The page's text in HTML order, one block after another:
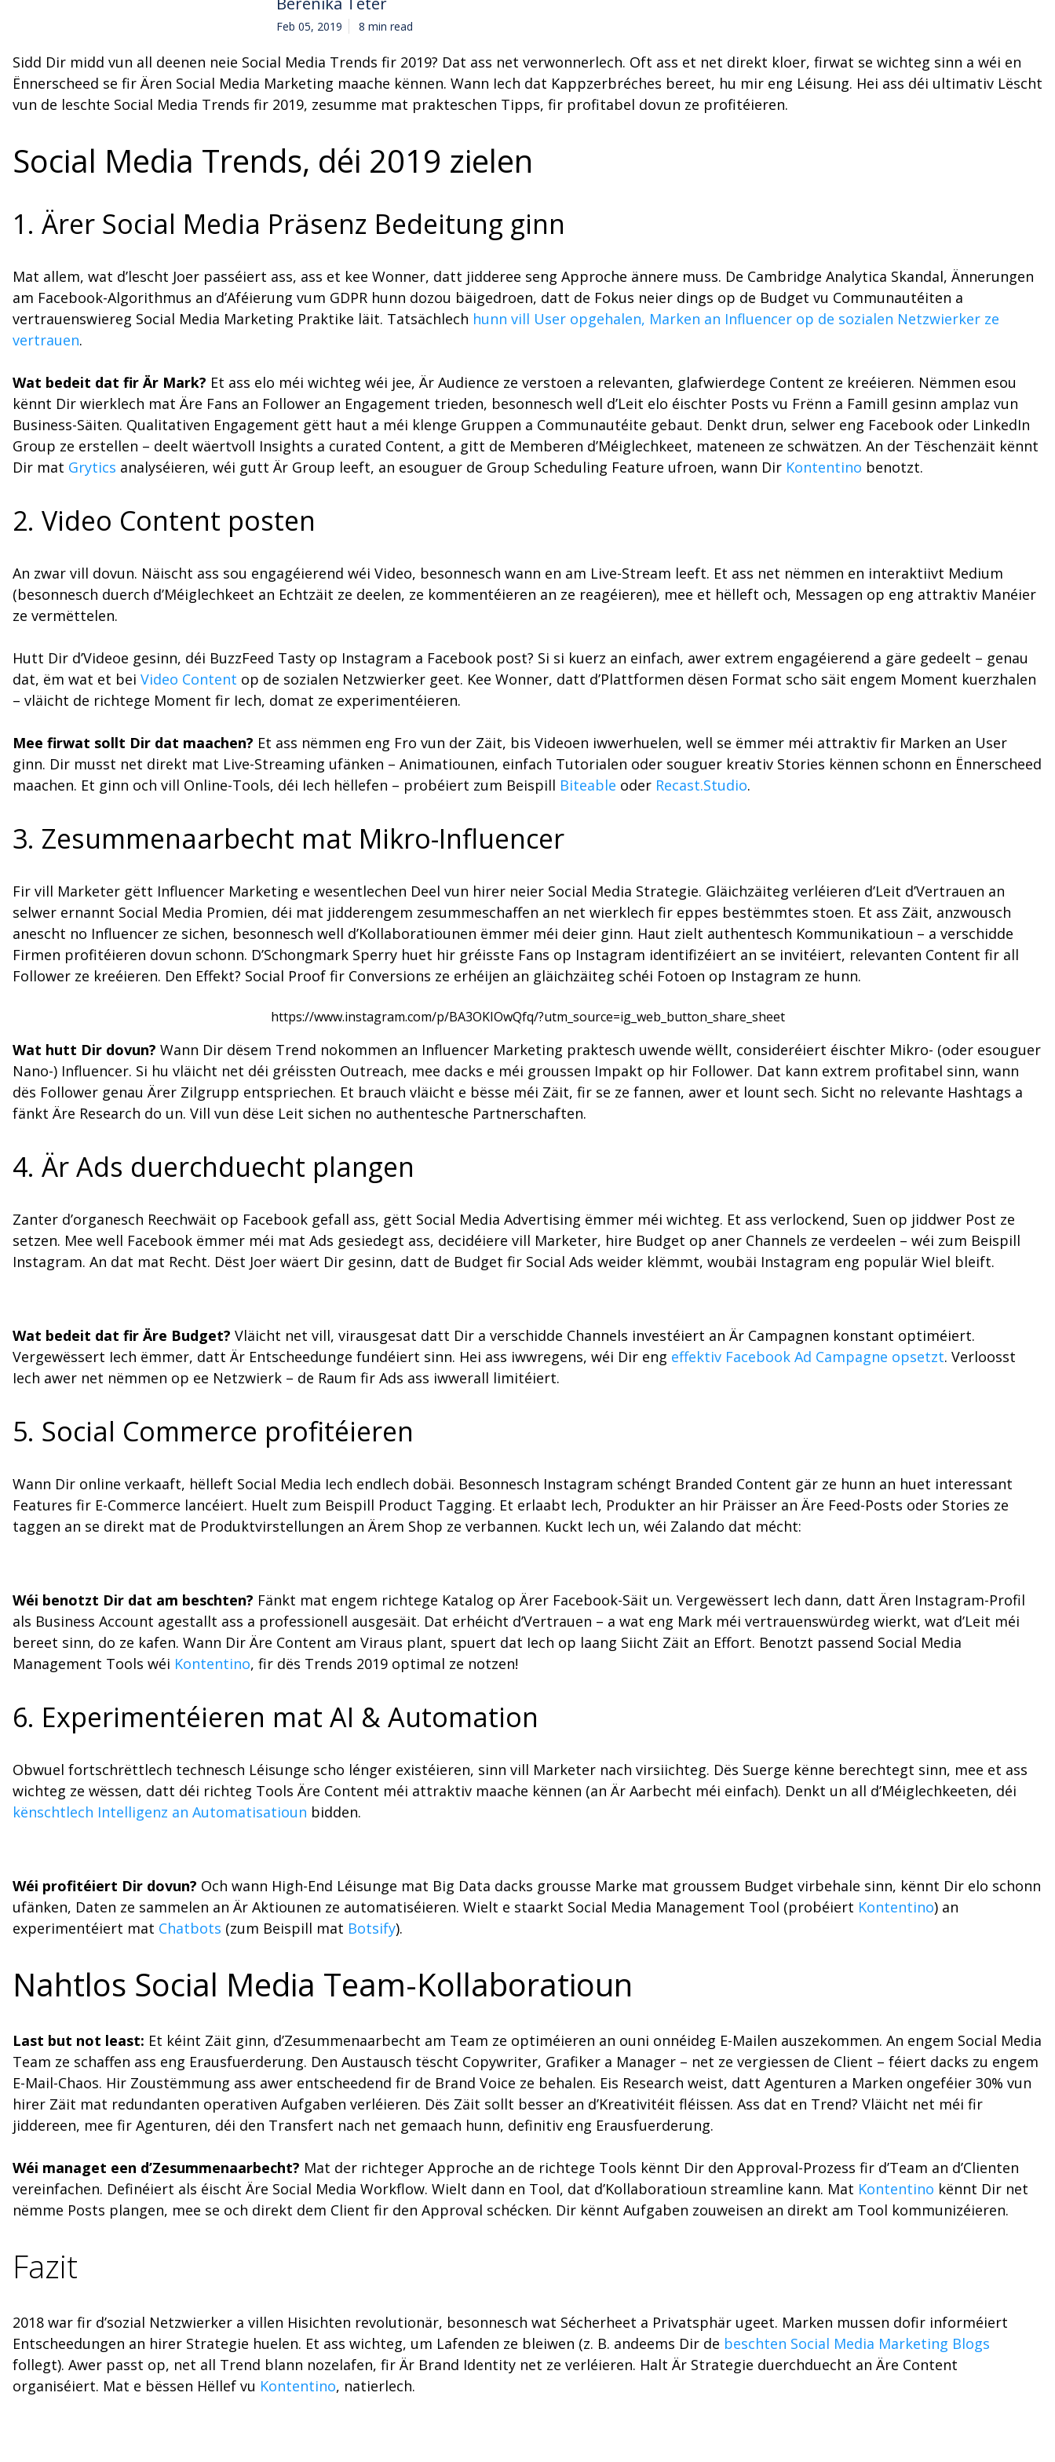
Feb 05, 2019 8 min read
Sidd Dir midd vun all deenen neie Social Media Trends fir 2019? Dat ass net verwonnerlech. Oft ass et net direkt kloer, firwat se wichteg sinn a wéi en
Ënnerscheed se fir Ären Social Media Marketing maache kënnen. Wann Iech dat Kappzerbréches bereet, hu mir eng Léisung. Hei ass déi ultimativ Lëscht
vun de leschte Social Media Trends fir 2019, zesumme mat prakteschen Tipps, fir profitabel dovun ze profitéieren.
Social Media Trends, déi 2019 zielen
1. Ärer Social Media Präsenz Bedeitung ginn
Mat allem, wat d’lescht Joer passéiert ass, ass et kee Wonner, datt jidderee seng Approche ännere muss. De Cambridge Analytica Skandal, Ännerungen
am Facebook-Algorithmus an d’Aféierung vum GDPR hunn dozou bäigedroen, datt de Fokus neier dings op de Budget vu Communautéiten a
vertrauenswiereg Social Media Marketing Praktike läit. Tatsächlech hunn vill User opgehalen, Marken an Influencer op de sozialen Netzwierker ze
vertrauen.
Wat bedeit dat fir Är Mark? Et ass elo méi wichteg wéi jee, Är Audience ze verstoen a relevanten, glafwierdege Content ze kreéieren. Nëmmen esou
kënnt Dir wierklech mat Äre Fans an Follower an Engagement trieden, besonnesch well d’Leit elo éischter Posts vu Frënn a Famill gesinn amplaz vun
Business-Säiten. Qualitativen Engagement gëtt haut a méi klenge Gruppen a Communautéite gebaut. Denkt drun, selwer eng Facebook oder LinkedIn
Group ze erstellen – deelt wäertvoll Insights a curated Content, a gitt de Memberen d’Méiglechkeet, mateneen ze schwätzen. An der Tëschenzäit kënnt
Dir mat Grytics analyséieren, wéi gutt Är Group leeft, an esouguer de Group Scheduling Feature ufroen, wann Dir Kontentino benotzt.
2. Video Content posten
An zwar vill dovun. Näischt ass sou engagéierend wéi Video, besonnesch wann en am Live-Stream leeft. Et ass net nëmmen en interaktiivt Medium
(besonnesch duerch d’Méiglechkeet an Echtzäit ze deelen, ze kommentéieren an ze reagéieren), mee et hëlleft och, Messagen op eng attraktiv Manéier
ze vermëttelen.
Hutt Dir d’Videoe gesinn, déi BuzzFeed Tasty op Instagram a Facebook post? Si si kuerz an einfach, awer extrem engagéierend a gäre gedeelt – genau
dat, ëm wat et bei Video Content op de sozialen Netzwierker geet. Kee Wonner, datt d’Plattformen dësen Format scho säit engem Moment kuerzhalen
– vläicht de richtege Moment fir Iech, domat ze experimentéieren.
Mee firwat sollt Dir dat maachen? Et ass nëmmen eng Fro vun der Zäit, bis Videoen iwwerhuelen, well se ëmmer méi attraktiv fir Marken an User
ginn. Dir musst net direkt mat Live-Streaming ufänken – Animatiounen, einfach Tutorialen oder souguer kreativ Stories kënnen schonn en Ënnerscheed
maachen. Et ginn och vill Online-Tools, déi Iech hëllefen – probéiert zum Beispill Biteable oder Recast.Studio.
3. Zesummenaarbecht mat Mikro-Influencer
Fir vill Marketer gëtt Influencer Marketing e wesentlechen Deel vun hirer neier Social Media Strategie. Gläichzäiteg verléieren d’Leit d’Vertrauen an
selwer ernannt Social Media Promien, déi mat jidderengem zesummeschaffen an net wierklech fir eppes bestëmmtes stoen. Et ass Zäit, anzwousch
anescht no Influencer ze sichen, besonnesch well d’Kollaboratiounen ëmmer méi deier ginn. Haut zielt authentesch Kommunikatioun – a verschidde
Firmen profitéieren dovun schonn. D’Schongmark Sperry huet hir gréisste Fans op Instagram identifizéiert an se invitéiert, relevanten Content fir all
Follower ze kreéieren. Den Effekt? Social Proof fir Conversions ze erhéijen an gläichzäiteg schéi Fotoen op Instagram ze hunn.
https://www.instagram.com/p/BA3OKIOwQfq/?utm_source=ig_web_button_share_sheet
Wat hutt Dir dovun? Wann Dir dësem Trend nokommen an Influencer Marketing praktesch uwende wëllt, consideréiert éischter Mikro- (oder esouguer
Nano-) Influencer. Si hu vläicht net déi gréissten Outreach, mee dacks e méi groussen Impakt op hir Follower. Dat kann extrem profitabel sinn, wann
dës Follower genau Ärer Zilgrupp entspriechen. Et brauch vläicht e bësse méi Zäit, fir se ze fannen, awer et lount sech. Sicht no relevante Hashtags a
fänkt Äre Research do un. Vill vun dëse Leit sichen no authentesche Partnerschaften.
4. Är Ads duerchduecht plangen
Zanter d’organesch Reechwäit op Facebook gefall ass, gëtt Social Media Advertising ëmmer méi wichteg. Et ass verlockend, Suen op jiddwer Post ze
setzen. Mee well Facebook ëmmer méi mat Ads gesiedegt ass, decidéiere vill Marketer, hire Budget op aner Channels ze verdeelen – wéi zum Beispill
Instagram. An dat mat Recht. Dëst Joer wäert Dir gesinn, datt de Budget fir Social Ads weider klëmmt, woubäi Instagram eng populär Wiel bleift.
Wat bedeit dat fir Äre Budget? Vläicht net vill, virausgesat datt Dir a verschidde Channels investéiert an Är Campagnen konstant optiméiert.
Vergewëssert Iech ëmmer, datt Är Entscheedunge fundéiert sinn. Hei ass iwwregens, wéi Dir eng effektiv Facebook Ad Campagne opsetzt. Verloosst
Iech awer net nëmmen op ee Netzwierk – de Raum fir Ads ass iwwerall limitéiert.
5. Social Commerce profitéieren
Wann Dir online verkaaft, hëlleft Social Media Iech endlech dobäi. Besonnesch Instagram schéngt Branded Content gär ze hunn an huet interessant
Features fir E-Commerce lancéiert. Huelt zum Beispill Product Tagging. Et erlaabt Iech, Produkter an hir Präisser an Äre Feed-Posts oder Stories ze
taggen an se direkt mat de Produktvirstellungen an Ärem Shop ze verbannen. Kuckt Iech un, wéi Zalando dat mécht:
Wéi benotzt Dir dat am beschten? Fänkt mat engem richtege Katalog op Ärer Facebook-Säit un. Vergewëssert Iech dann, datt Ären Instagram-Profil
als Business Account agestallt ass a professionell ausgesäit. Dat erhéicht d’Vertrauen – a wat eng Mark méi vertrauenswürdeg wierkt, wat d’Leit méi
bereet sinn, do ze kafen. Wann Dir Äre Content am Viraus plant, spuert dat Iech op laang Siicht Zäit an Effort. Benotzt passend Social Media
Management Tools wéi Kontentino, fir dës Trends 2019 optimal ze notzen!
6. Experimentéieren mat AI & Automation
Obwuel fortschrëttlech technesch Léisunge scho lénger existéieren, sinn vill Marketer nach virsiichteg. Dës Suerge kënne berechtegt sinn, mee et ass
wichteg ze wëssen, datt déi richteg Tools Äre Content méi attraktiv maache kënnen (an Är Aarbecht méi einfach). Denkt un all d’Méiglechkeeten, déi
kënschtlech Intelligenz an Automatisatioun bidden.
Wéi profitéiert Dir dovun? Och wann High-End Léisunge mat Big Data dacks grousse Marke mat groussem Budget virbehale sinn, kënnt Dir elo schonn
ufänken, Daten ze sammelen an Är Aktiounen ze automatiséieren. Wielt e staarkt Social Media Management Tool (probéiert Kontentino) an
experimentéiert mat Chatbots (zum Beispill mat Botsify).
Nahtlos Social Media Team-Kollaboratioun
Last but not least: Et kéint Zäit ginn, d’Zesummenaarbecht am Team ze optiméieren an ouni onnéideg E-Mailen auszekommen. An engem Social Media
Team ze schaffen ass eng Erausfuerderung. Den Austausch tëscht Copywriter, Grafiker a Manager – net ze vergiessen de Client – féiert dacks zu engem
E-Mail-Chaos. Hir Zoustëmmung ass awer entscheedend fir de Brand Voice ze behalen. Eis Research weist, datt Agenturen a Marken ongeféier 30% vun
hirer Zäit mat redundanten operativen Aufgaben verléieren. Dës Zäit sollt besser an d’Kreativitéit fléissen. Ass dat en Trend? Vläicht net méi fir
jiddereen, mee fir Agenturen, déi den Transfert nach net gemaach hunn, definitiv eng Erausfuerderung.
Wéi managet een d’Zesummenaarbecht? Mat der richteger Approche an de richtege Tools kënnt Dir den Approval-Prozess fir d’Team an d’Clienten
vereinfachen. Definéiert als éischt Äre Social Media Workflow. Wielt dann en Tool, dat d’Kollaboratioun streamline kann. Mat Kontentino kënnt Dir net
nëmme Posts plangen, mee se och direkt dem Client fir den Approval schécken. Dir kënnt Aufgaben zouweisen an direkt am Tool kommunizéieren.
Fazit
2018 war fir d’sozial Netzwierker a villen Hisichten revolutionär, besonnesch wat Sécherheet a Privatsphär ugeet. Marken mussen dofir informéiert
Entscheedungen an hirer Strategie huelen. Et ass wichteg, um Lafenden ze bleiwen (z. B. andeems Dir de beschten Social Media Marketing Blogs
follegt). Awer passt op, net all Trend blann nozelafen, fir Är Brand Identity net ze verléieren. Halt Är Strategie duerchduecht an Äre Content
organiséiert. Mat e bëssen Hëllef vu Kontentino, natierlech.